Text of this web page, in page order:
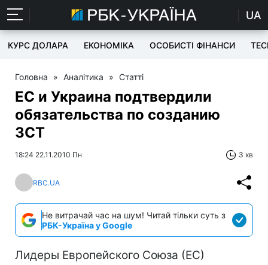
UA
КУРС ДОЛАРА ЕКОНОМІКА ОСОБИСТІ ФІНАНСИ
Головна » Аналітика » Статті
ЕС и Украина подтвердили
обязательства по созданию
ЗСТ
18:24 22.11.2010 Пн 3 хв
RBC.UA
Не витрачай час на шум! Читай тільки суть з
РБК-Україна у Google
Лидеры Европейского Союза (ЕС)